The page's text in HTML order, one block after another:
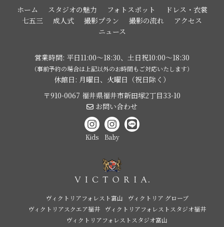
ホーム スタジオの魅力 フォトスポット
ドレス・衣裳
七五三
成人式 撮影プラン 撮影の流れ
アクセス
ニュース
営業時間: 平日11:00〜18:30、土日祝10:00〜18:30
（事前予約の場合は上記以外のお時間もご対応いたします）
休館日: 月曜日、火曜日（祝日除く）
〒910-0067 福井県福井市新田塚2丁目33-10
お問い合わせ
Kids Baby
ヴィクトリアフォレスト富山
ヴィクトリア グローブ
ヴィクトリアスクエア福井
ヴィクトリアフォレストスタジオ福井
ヴィクトリアフォレストスタジオ富山